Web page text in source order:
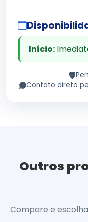
Início:
Contato direto
Outros
Compare e